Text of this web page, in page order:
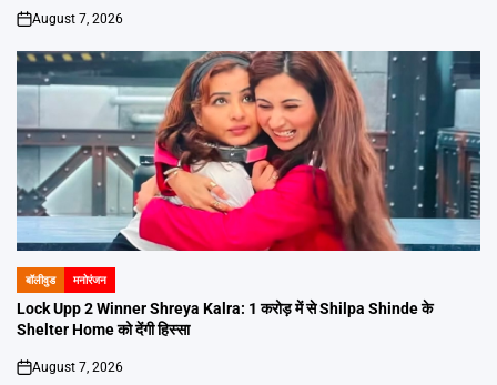
on
August 7, 2026
POSTED
IN
बॉलीवुड मनोरंजन
Lock Upp 2 Winner Shreya Kalra: 1 करोड़ में से Shilpa Shinde के
Shelter Home को देंगी हिस्सा
on
August 7, 2026